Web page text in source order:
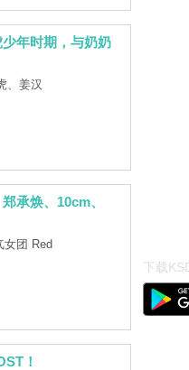
年时期，与奶奶
、姜汉
承焕、10cm、
女团 Red
！
下载